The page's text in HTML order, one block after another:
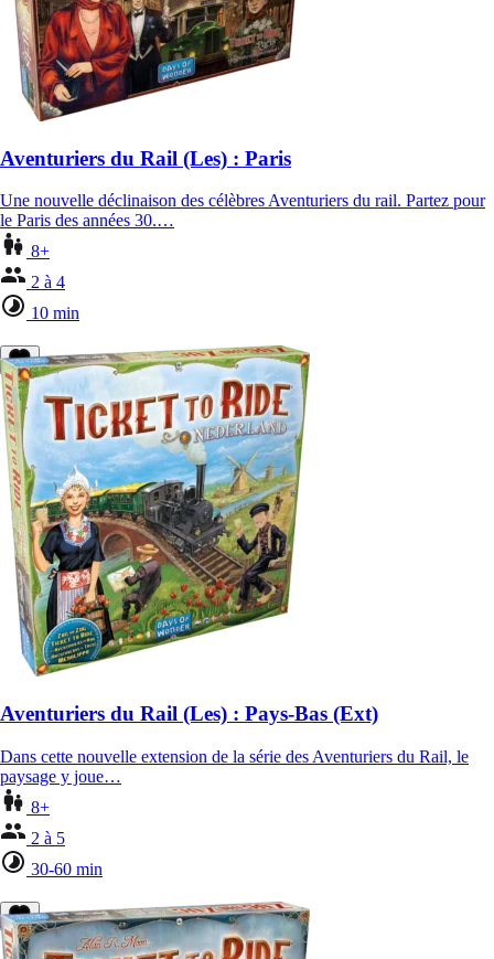
Aventuriers du Rail (Les) : Paris
Une nouvelle déclinaison des célèbres Aventuriers du rail. Partez pour
le Paris des années 30.…
8+
2 à 4
10 min
Aventuriers du Rail (Les) : Pays-Bas (Ext)
Dans cette nouvelle extension de la série des Aventuriers du Rail, le
paysage y joue…
8+
2 à 5
30-60 min